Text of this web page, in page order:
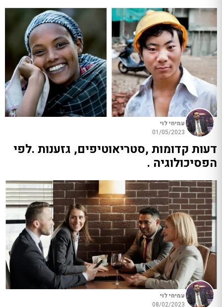
עמיחי לוי
01/05/2023
דעות קדומות ,סטריאוטיפים, גזענות .לפי
הפסיכולוגיה .
עמיחי לוי
08/02/2023